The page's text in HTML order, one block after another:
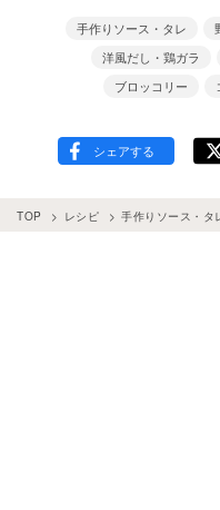
手作りソース・タレ
洋風だし・鶏ガラ
ブロッコリー
TOP レシピ 手作りソース・タ